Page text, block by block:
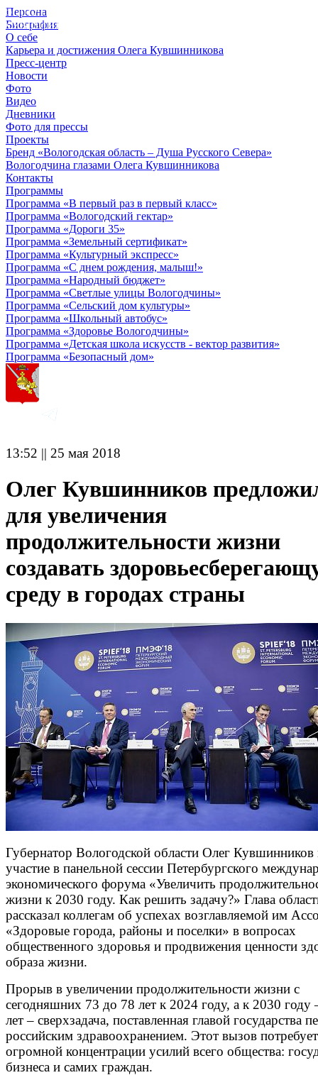
Персона
Биография
О себе
Карьера и достижения Олега Кувшинникова
Пресс-центр
Новости
Фото
Видео
Дневники
Фото для прессы
Проекты
Бренд «Вологодская область – Душа Русского Севера»
Вологодчина глазами Олега Кувшинникова
Контакты
Программы
Программа «В первый раз в первый класс»
Программа «Вологодский гектар»
Программа «Дороги 35»
Программа «Земельный сертификат»
Программа «Культурный экспресс»
Программа «С днем рождения, малыш!»
Программа «Народный бюджет»
Программа «Светлые улицы Вологодчины»
Программа «Сельский дом культуры»
Программа «Школьный автобус»
Программа «Здоровье Вологодчины»
Программа «Детская школа искусств - вектор развития»
Программа «Безопасный дом»
13:52 || 25 мая 2018
Олег Кувшинников
для увеличения
продолжительности жизни
создавать
среду в городах страны
Губернатор Вологодской области Олег Кувшинников
участие в панельной сессии Петербургского
экономического форума «Увеличить
жизни к 2030 году. Как решить задачу?» Глава
рассказал коллегам об успехах возглавляемой им
«Здоровые города, районы и поселки» в вопросах
общественного здоровья и продвижения ценности
образа жизни.
Прорыв в увеличении продолжительности жизни с
сегодняшних 73 до 78 лет к 2024 году, а к 2030 году
лет – сверхзадача, поставленная главой государства
российским здравоохранением. Этот вызов потребует
огромной концентрации усилий всего общества:
бизнеса и самих граждан.
© 2012 - 2023,
КУВШИННИКОВ О.А.